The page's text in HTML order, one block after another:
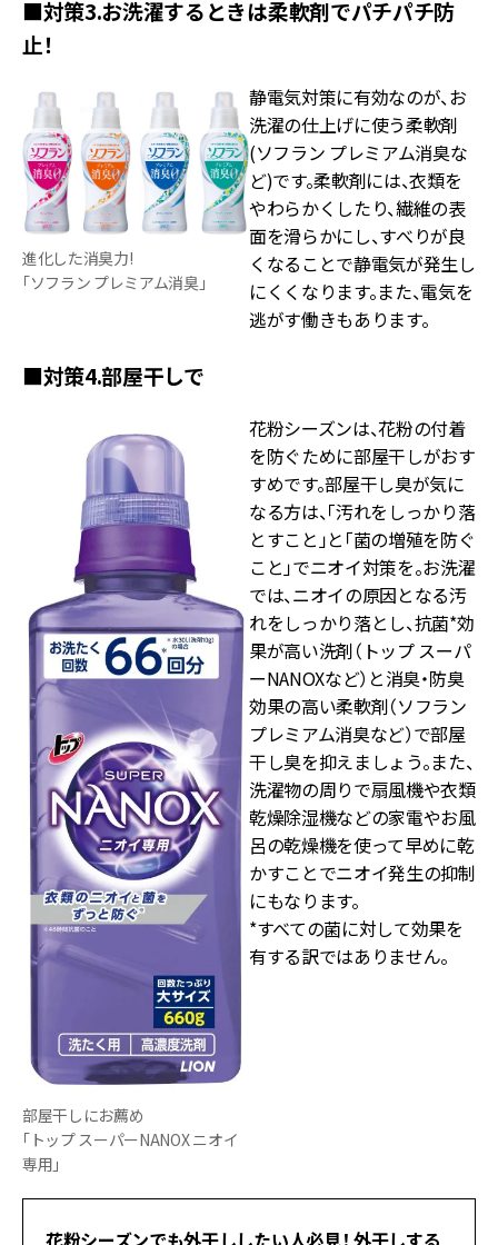
■対策3.お洗濯するときは柔軟剤でパチパチ防
止！
進化した消臭力!
「ソフラン プレミアム消臭」
静電気対策に有効なのが、お
洗濯の仕上げに使う柔軟剤
(ソフラン プレミアム消臭な
ど)です。柔軟剤には、衣類を
やわらかくしたり、繊維の表
面を滑らかにし、すべりが良
くなることで静電気が発生し
にくくなります。また、電気を
逃がす働きもあります。
■対策4.部屋干しで
部屋干しにお薦め
「トップ スーパーNANOX ニオイ
専用」
花粉シーズンは、花粉の付着
を防ぐために部屋干しがおす
すめです。部屋干し臭が気に
なる方は、「汚れをしっかり落
とすこと」と「菌の増殖を防ぐ
こと」でニオイ対策を。お洗濯
では、ニオイの原因となる汚
れをしっかり落とし、抗菌*効
果が高い洗剤（トップ スーパ
ーNANOXなど）と消臭・防臭
効果の高い柔軟剤（ソフラン
プレミアム消臭など）で部屋
干し臭を抑えましょう。また、
洗濯物の周りで扇風機や衣類
乾燥除湿機などの家電やお風
呂の乾燥機を使って早めに乾
かすことでニオイ発生の抑制
にもなります。
*すべての菌に対して効果を
有する訳ではありません。